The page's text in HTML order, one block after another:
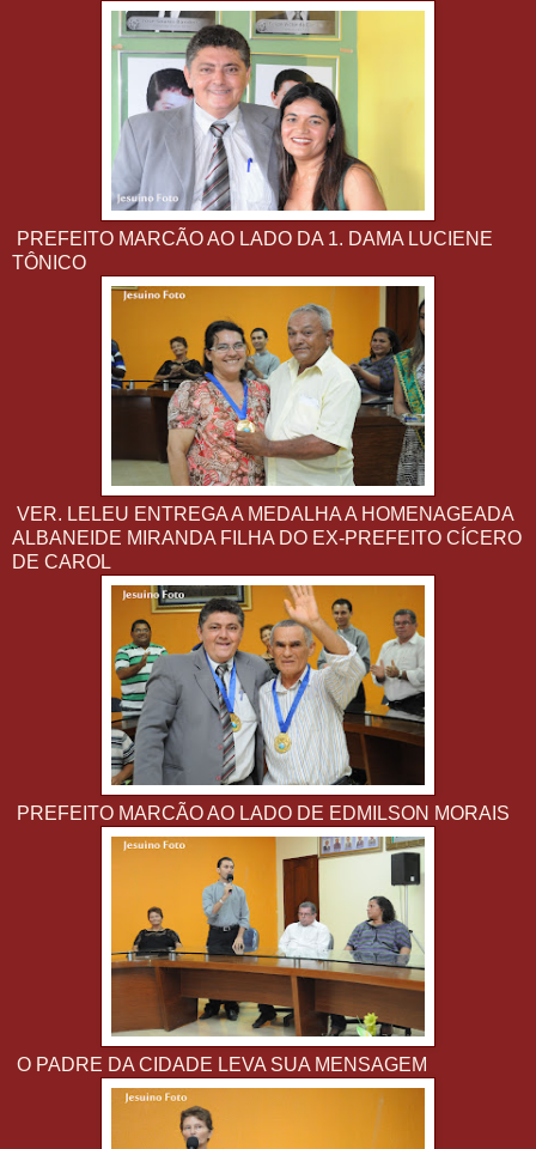
PREFEITO MARCÃO AO LADO DA 1. DAMA LUCIENE
TÔNICO
VER. LELEU ENTREGA A MEDALHA A HOMENAGEADA
ALBANEIDE MIRANDA FILHA DO EX-PREFEITO CÍCERO
DE CAROL
PREFEITO MARCÃO AO LADO DE EDMILSON MORAIS
O PADRE DA CIDADE LEVA SUA MENSAGEM